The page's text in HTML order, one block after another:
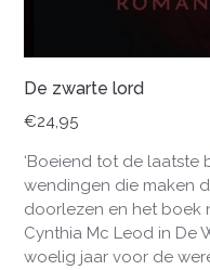
De zwarte lord
€24,95
‘Boeiend tot de laatste
wendingen die maken
doorlezen en het boek
Cynthia Mc Leod in De
woelig jaar voor de